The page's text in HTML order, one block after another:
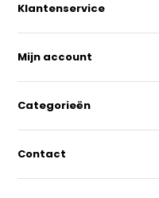
Klantenservice
Mijn account
Categorieën
Contact